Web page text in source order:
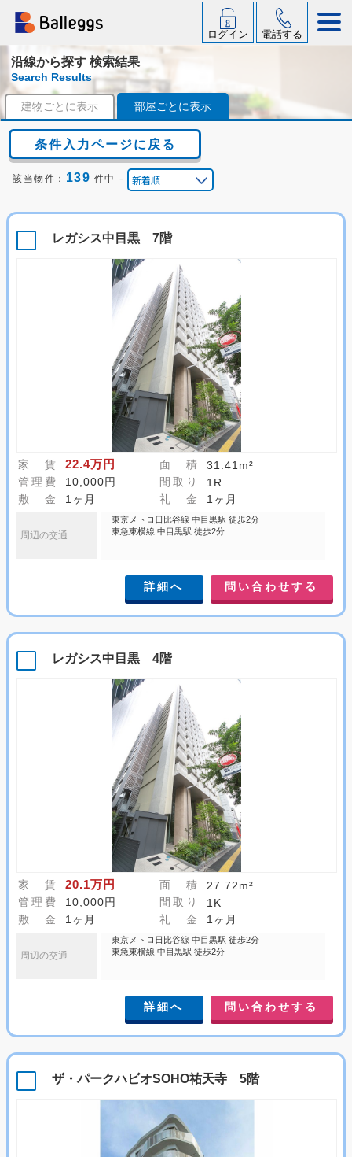
ログイン 電話する
沿線から探す 検索結果
Search Results
建物ごとに表示 部屋ごとに表示
条件入力ページに戻る
該当物件： 139 件中 -
レガシス中目黒 7階
家 賃 22.4万円 面 積
31.41m²
管理費
10,000円 間取り
1R
敷 金
1ヶ月 礼 金 1ヶ月
周辺の交通
東京メトロ日比谷線 中目黒駅 徒歩2分
東急東横線 中目黒駅 徒歩2分
詳細へ 問い合わせする
レガシス中目黒 4階
家 賃 20.1万円 面 積
27.72m²
管理費
10,000円 間取り
1K
敷 金
1ヶ月 礼 金 1ヶ月
周辺の交通
東京メトロ日比谷線 中目黒駅 徒歩2分
東急東横線 中目黒駅 徒歩2分
詳細へ 問い合わせする
ザ・パークハビオSOHO祐天寺 5階